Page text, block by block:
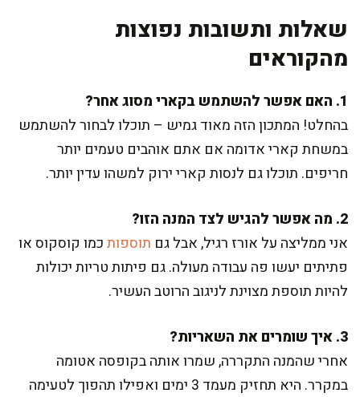
שאלות ותשובות נפוצות
מהקוראים
1. האם אפשר להשתמש בקארי מסוג אחר?
בהחלט! המתכון הזה מאוד גמיש – תוכלו לבחור להשתמש
במשחת קארי אדומה אם אתם אוהבים טעמים יותר
חריפים. תוכלו גם לנסות קארי ירוק למשהו עדין יותר.
2. מה אפשר להגיש לצד המנה הזו?
אני ממליצה על אורז רגיל, אבל גם תוספותכמו קוסקוס או
פתיתים יעשו פה עבודה מעולה. גם פיתות טריות יכולות
להיות תוספת מצוינת לניגוב הרוטב העשיר.
3. איך שומרים את השאריות?
אחרי שהמנה התקררה, שמרו אותה בקופסה אטומה
במקרר. היא תחזיק מעמד 3 ימים ואפילו תהפוך לטעימה